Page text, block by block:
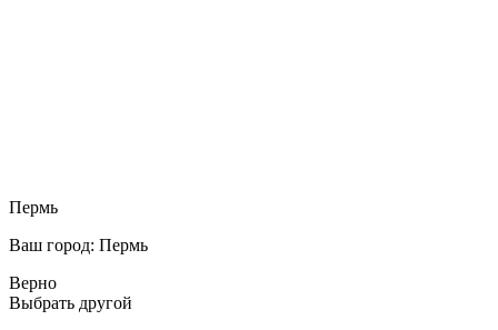
Пермь
Ваш город: Пермь
Верно
Выбрать другой